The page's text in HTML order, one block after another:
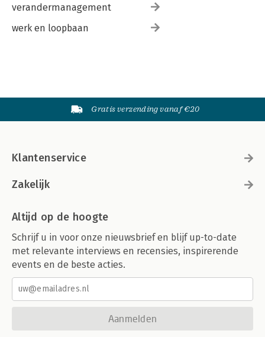
verandermanagement
werk en loopbaan
Gratis verzending vanaf €20
Klantenservice
Zakelijk
Altijd op de hoogte
Schrijf u in voor onze nieuwsbrief en blijf up-to-date
met relevante interviews en recensies, inspirerende
events en de beste acties.
Aanmelden